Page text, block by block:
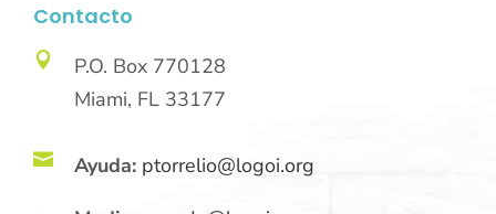
Contacto

P.O. Box 770128
Miami, FL 33177
 Ayuda: ptorrelio@logoi.org